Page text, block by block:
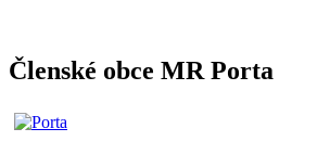
Členské obce MR Porta